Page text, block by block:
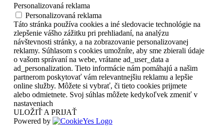
Personalizovaná reklama
Personalizovaná reklama
Táto stránka používa cookies a iné sledovacie technológie na
zlepšenie vášho zážitku pri prehliadaní, na analýzu
návštevnosti stránky, a na zobrazovanie personalizovanej
reklamy. Súhlasom s cookies umožníte, aby sme zbierali údaje
o vašom správaní na webe, vrátane ad_user_data a
ad_personalization. Tieto informácie nám pomáhajú a našim
partnerom poskytovať vám relevantnejšiu reklamu a lepšie
online služby. Môžete si vybrať, či tieto cookies prijmete
alebo odmietnete. Svoj súhlas môžete kedykoľvek zmeniť v
nastaveniach
ULOŽIŤ A PRIJAŤ
Powered by